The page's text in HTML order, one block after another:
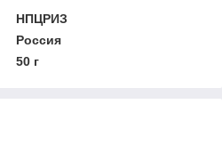
НПЦРИЗ
Россия
50 г